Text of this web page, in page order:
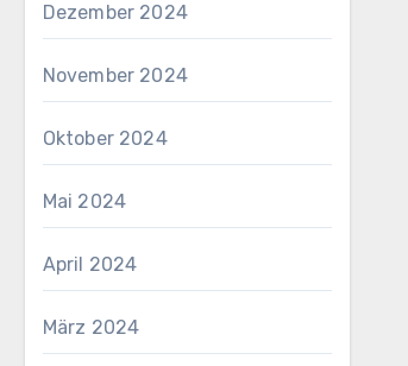
Dezember 2024
November 2024
Oktober 2024
Mai 2024
April 2024
März 2024